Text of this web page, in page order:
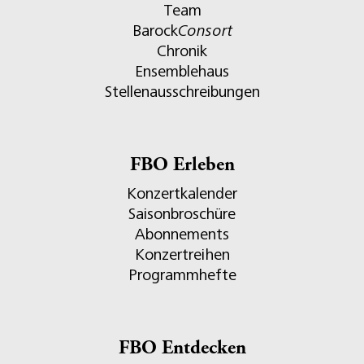
Team
BarockConsort
Chronik
Ensemblehaus
Stellenausschreibungen
FBO Erleben
Konzertkalender
Saisonbroschüre
Abonnements
Konzertreihen
Programmhefte
FBO Entdecken